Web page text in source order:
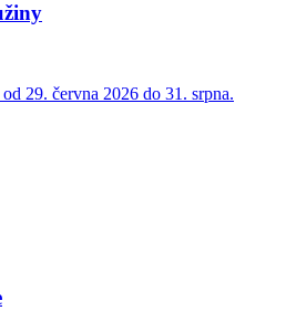
29. června 2026 do 31. srpna.